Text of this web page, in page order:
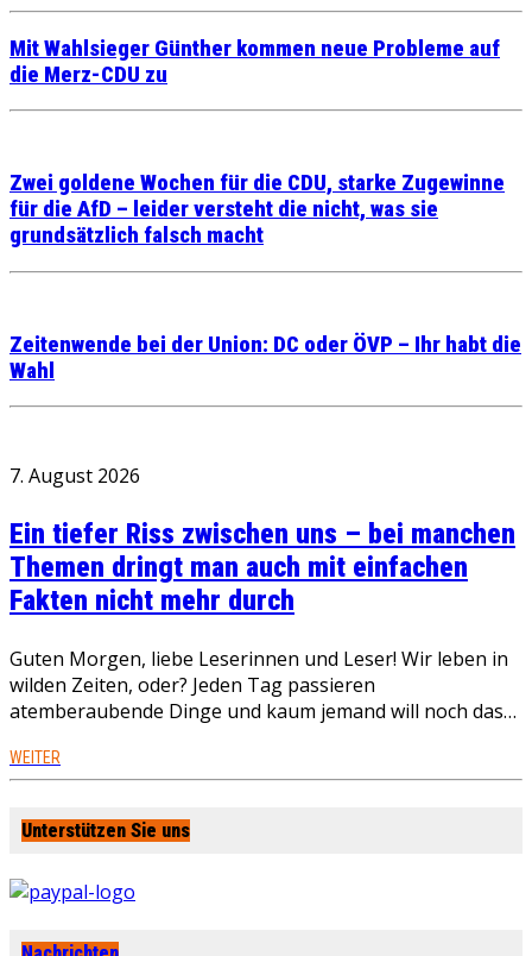
Mit Wahlsieger Günther kommen neue Probleme auf
die Merz-CDU zu
Zwei goldene Wochen für die CDU, starke Zugewinne
für die AfD – leider versteht die nicht, was sie
grundsätzlich falsch macht
Zeitenwende bei der Union: DC oder ÖVP – Ihr habt die
Wahl
7. August 2026
Ein tiefer Riss zwischen uns – bei manchen
Themen dringt man auch mit einfachen
Fakten nicht mehr durch
Guten Morgen, liebe Leserinnen und Leser! Wir leben in
wilden Zeiten, oder? Jeden Tag passieren
atemberaubende Dinge und kaum jemand will noch das…
WEITER
Unterstützen Sie uns